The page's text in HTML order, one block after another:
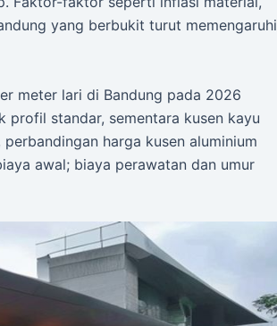
yang berbukit turut memengaruhi
meter lari di Bandung pada 2026
profil standar, sementara kusen kayu
harga kusen aluminium
awal; biaya perawatan dan umur